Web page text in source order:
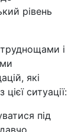
рівень
і
які
ситуації:
під